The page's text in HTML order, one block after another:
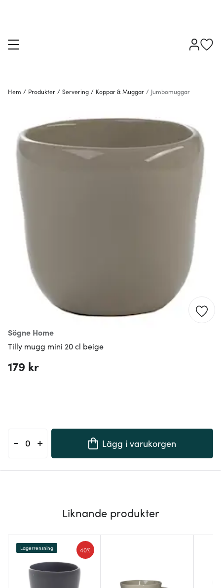
Hem / Produkter / Servering / Koppar & Muggar / Jumbomuggar
Sögne Home
Tilly mugg mini 20 cl beige
179 kr
- + Lägg i varukorgen
Liknande produkter
40%
Lagerrensning